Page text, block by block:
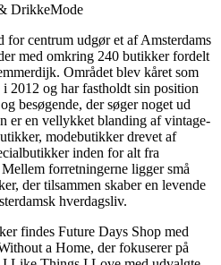
DrikkeMode
for centrum udgør et af Amsterdams
med omkring 240 butikker fordelt
Området blev kåret som
2012 og har fastholdt sin position
besøgende, der søger noget ud
er en vellykket blanding af vintage-
modebutikker drevet af
inden for alt fra
forretningerne ligger små
der tilsammen skaber en levende
hverdagsliv.
findes Future Days Shop med
a Home, der fokuserer på